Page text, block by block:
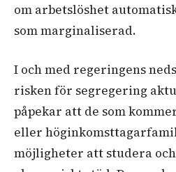
om arbetslöshet
som marginaliserad.
I och med regeringens
risken för segregering
påpekar att de som
eller
möjligheter att studera